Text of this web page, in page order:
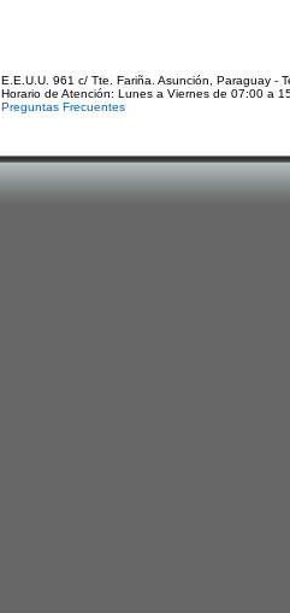
E.E.U.U. 961 c/ Tte. Fariña. Asunción, Paraguay -
Horario de Atención: Lunes a Viernes de 07:00 a
Preguntas Frecuentes